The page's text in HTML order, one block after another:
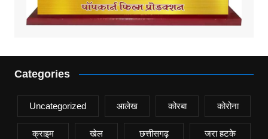
Categories
Uncategorized आलेख कोरबा कोरोना
क्राइम खेल छत्तीसगढ़ जरा हटके